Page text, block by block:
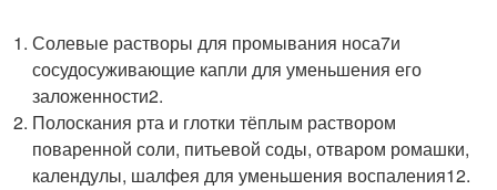
Солевые растворы для промывания носа7и
сосудосуживающие капли для уменьшения его
заложенности2.
Полоскания рта и глотки тёплым раствором
поваренной соли, питьевой соды, отваром ромашки,
календулы, шалфея для уменьшения воспаления12.